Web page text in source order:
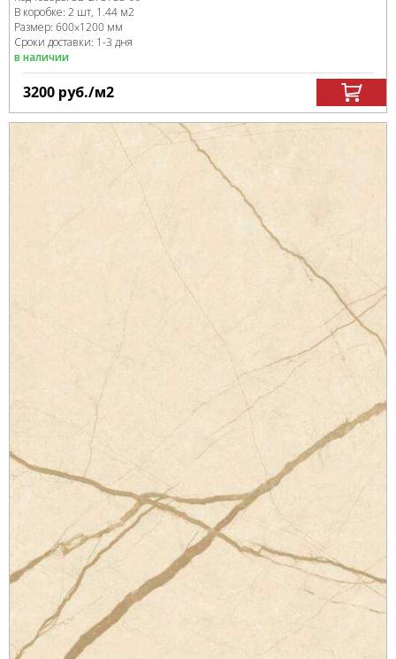
В коробке: 2 шт, 1.44 м2
Размер: 600x1200 мм
Сроки доставки: 1-3 дня
в наличии
3200 руб./м2